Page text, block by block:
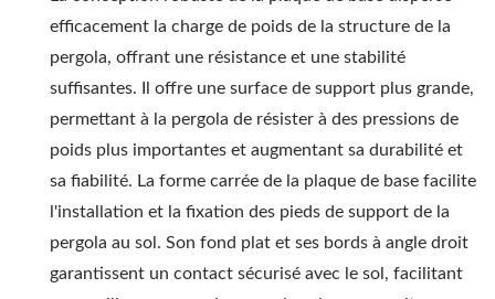
efficacement la charge de poids de la structure de la
pergola, offrant une résistance et une stabilité
suffisantes. Il offre une surface de support plus grande,
permettant à la pergola de résister à des pressions de
poids plus importantes et augmentant sa durabilité et
sa fiabilité. La forme carrée de la plaque de base facilite
l'installation et la fixation des pieds de support de la
pergola au sol. Son fond plat et ses bords à angle droit
garantissent un contact sécurisé avec le sol, facilitant